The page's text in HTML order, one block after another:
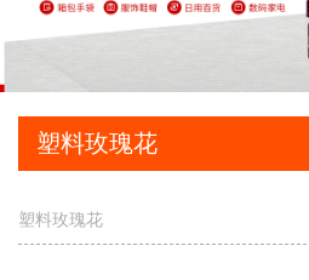
塑料玫瑰花
塑料玫瑰花